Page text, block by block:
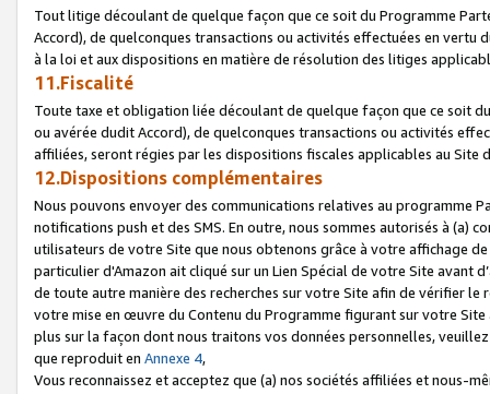
Tout litige découlant de quelque façon que ce soit du Programme
Accord), de quelconques transactions ou activités effectuées en vertu
à la loi et aux dispositions en matière de résolution des litiges
11.Fiscalité
Toute taxe et obligation liée découlant de quelque façon que ce soit
ou avérée dudit Accord), de quelconques transactions ou activités
affiliées, seront régies par les dispositions fiscales applicables au Site
12.Dispositions complémentaires
Nous pouvons envoyer des communications relatives au programme
notifications push et des SMS. En outre, nous sommes autorisés à
utilisateurs de votre Site que nous obtenons grâce à votre affichage
particulier d'Amazon ait cliqué sur un Lien Spécial de votre Site avant
de toute autre manière des recherches sur votre Site afin de vérifier
votre mise en œuvre du Contenu du Programme figurant sur votre
plus sur la façon dont nous traitons vos données personnelles,
que reproduit en Annexe 4,
Vous reconnaissez et acceptez que (a) nos sociétés affiliées et nous-